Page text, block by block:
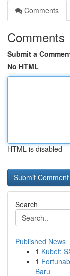
Comments
Comments
Submit a
No HTML
HTML is disabled
Search
Published News
1 Kubet:
1
Baru